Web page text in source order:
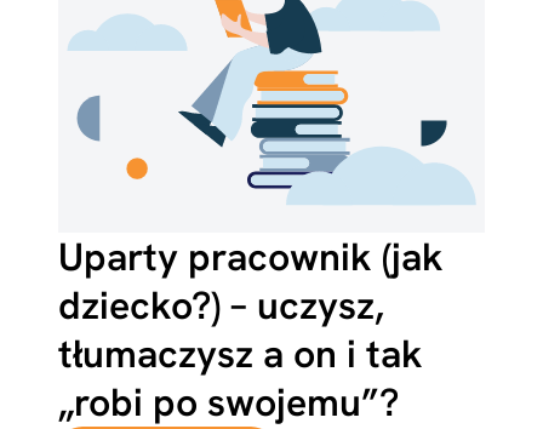
Uparty pracownik (jak
dziecko?) – uczysz,
tłumaczysz a on i tak
„robi po swojemu”?